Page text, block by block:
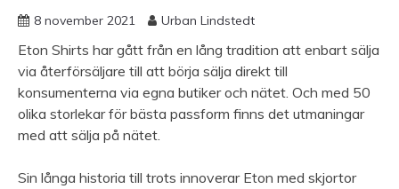
8 november 2021 Urban Lindstedt
Eton Shirts har gått från en lång tradition att enbart sälja
via återförsäljare till att börja sälja direkt till
konsumenterna via egna butiker och nätet. Och med 50
olika storlekar för bästa passform finns det utmaningar
med att sälja på nätet.
Sin långa historia till trots innoverar Eton med skjortor